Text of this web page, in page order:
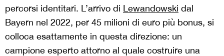
percorsi identitari. L’arrivo di Lewandowski dal
Bayern nel 2022, per 45 milioni di euro più bonus, si
colloca esattamente in questa direzione: un
campione esperto attorno al quale costruire una